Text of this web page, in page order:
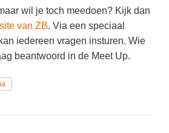
wil je toch meedoen? Kijk dan
van ZB. Via een speciaal
iedereen vragen insturen. Wie
beantwoord in de Meet Up.